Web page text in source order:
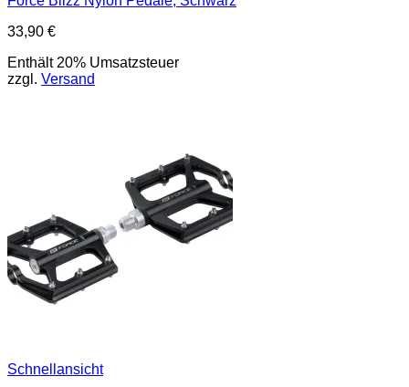
33,90 €
Enthält 20% Umsatzsteuer
zzgl. Versand
Schnellansicht